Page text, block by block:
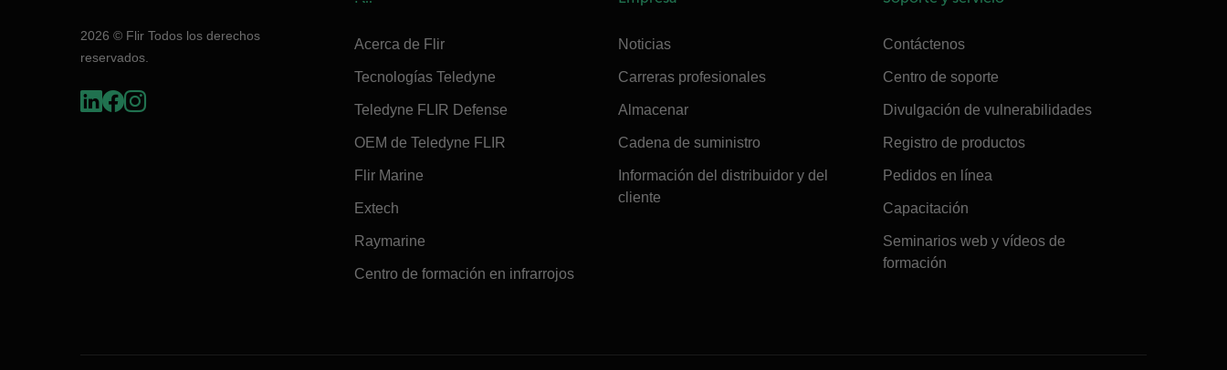
2026 © Flir Todos los derechos
reservados.
Acerca de Flir
Tecnologías Teledyne
Teledyne FLIR Defense
OEM de Teledyne FLIR
Flir Marine
Extech
Raymarine
Centro de formación en infrarrojos
Noticias
Carreras profesionales
Almacenar
Cadena de suministro
Información del distribuidor y del
cliente
Contáctenos
Centro de soporte
Divulgación de vulnerabilidades
Registro de productos
Pedidos en línea
Capacitación
Seminarios web y vídeos de
formación